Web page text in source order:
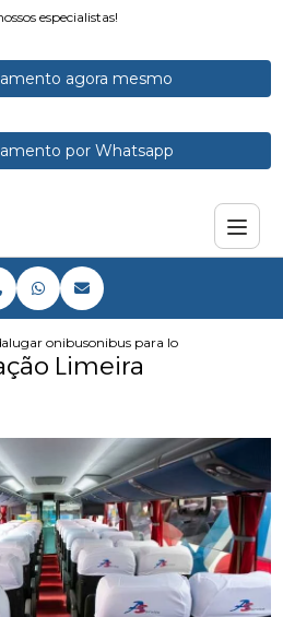
especialistas!
agora mesmo
por Whatsapp
alugar onibusonibus para locacao limeira
Limeira